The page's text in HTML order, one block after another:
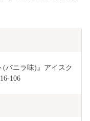
(バニラ味)』アイスク
106